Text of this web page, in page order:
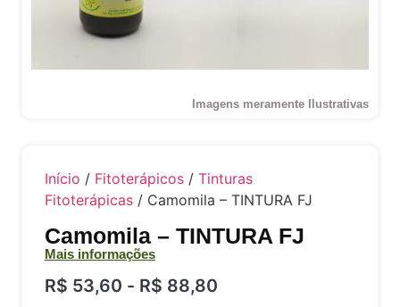
Imagens meramente Ilustrativas
Início / Fitoterápicos / Tinturas
Fitoterápicas / Camomila – TINTURA FJ
Camomila – TINTURA FJ
Mais informações
R$ 53,60 - R$ 88,80